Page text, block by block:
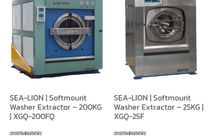
SEA-LION | Softmount
Washer Extractor – 200KG
| XGQ-200FQ
Read more
SEA-LION | Softmount
Washer Extractor – 25KG |
XGQ-25F
Read more